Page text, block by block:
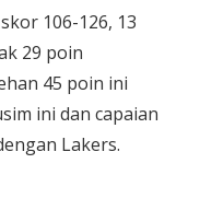
106-126, 13
29 poin
45 poin ini
ini dan capaian
Lakers.